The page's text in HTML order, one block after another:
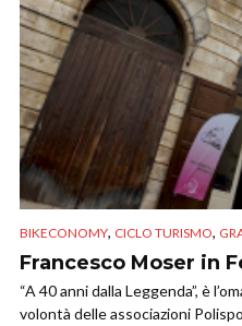
BIKECONOMY, CICLO TURISMO,
Francesco Moser in
“A 40 anni dalla Leggenda”, è
volontà delle associazioni